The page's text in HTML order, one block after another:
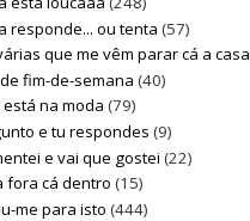
responde... ou tenta (57)
que me vêm parar cá a casa
fim-de-semana (40)
na moda (79)
e tu respondes (9)
e vai que gostei (22)
fora cá dentro (15)
me para isto (444)